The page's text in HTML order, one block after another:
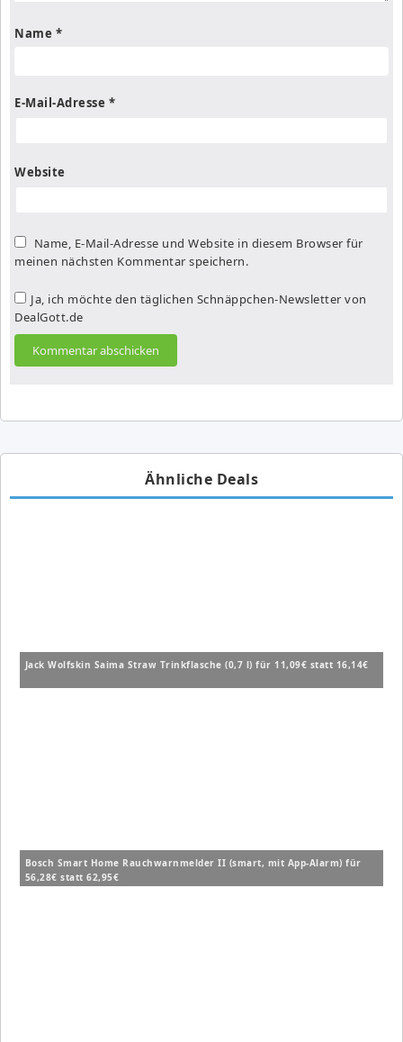
Name *
E-Mail-Adresse *
Website
Name, E-Mail-Adresse und Website in diesem Browser für
meinen nächsten Kommentar speichern.
Ja, ich möchte den täglichen Schnäppchen-Newsletter von
DealGott.de
Ähnliche Deals
Jack Wolfskin Saima Straw Trinkflasche (0,7 l) für 11,09€ statt 16,14€
Bosch Smart Home Rauchwarnmelder II (smart, mit App-Alarm) für
56,28€ statt 62,95€